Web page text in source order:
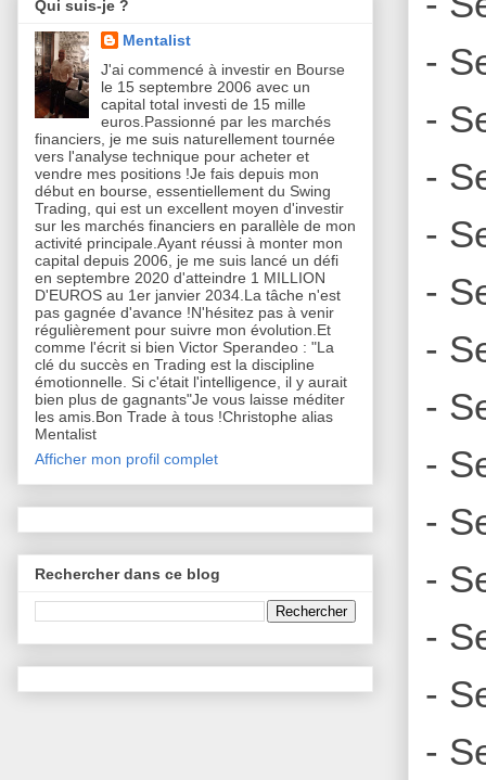
-
-
-
-
-
-
-
-
-
-
-
-
-
Qui suis-je ?
Mentalist
J'ai commencé à investir en Bourse
le 15 septembre 2006 avec un
capital total investi de 15 mille
euros.Passionné par les marchés
financiers, je me suis naturellement tournée
vers l'analyse technique pour acheter et
vendre mes positions !Je fais depuis mon
début en bourse, essentiellement du Swing
Trading, qui est un excellent moyen d'investir
sur les marchés financiers en parallèle de mon
activité principale.Ayant réussi à monter mon
capital depuis 2006, je me suis lancé un défi
en septembre 2020 d'atteindre 1 MILLION
D'EUROS au 1er janvier 2034.La tâche n'est
pas gagnée d'avance !N'hésitez pas à venir
régulièrement pour suivre mon évolution.Et
comme l'écrit si bien Victor Sperandeo : "La
clé du succès en Trading est la discipline
émotionnelle. Si c'était l'intelligence, il y aurait
bien plus de gagnants"Je vous laisse méditer
les amis.Bon Trade à tous !Christophe alias
Mentalist
Afficher mon profil complet
Rechercher dans ce blog